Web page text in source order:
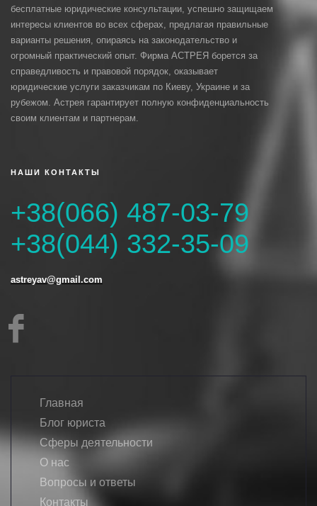
бесплатные юридические консультации, успешно защищаем
интересы клиентов во всех сферах, предлагая правильные
варианты решения, опираясь на законодательство и
огромный практический опыт. Фирма АСТРЕЯ борется за
справедливость и правовой порядок, оказывает
юридические услуги заказчикам по Киеву, Украине и за
рубежом. Астрея гарантирует полную конфиденциальность
своим клиентам и партнерам.
НАШИ КОНТАКТЫ
+38(066) 487-03-79
+38(044) 332-35-09
astreyav@gmail.com
Главная
Блог юриста
Сферы деятельности
О нас
Вопросы и ответы
Контакты